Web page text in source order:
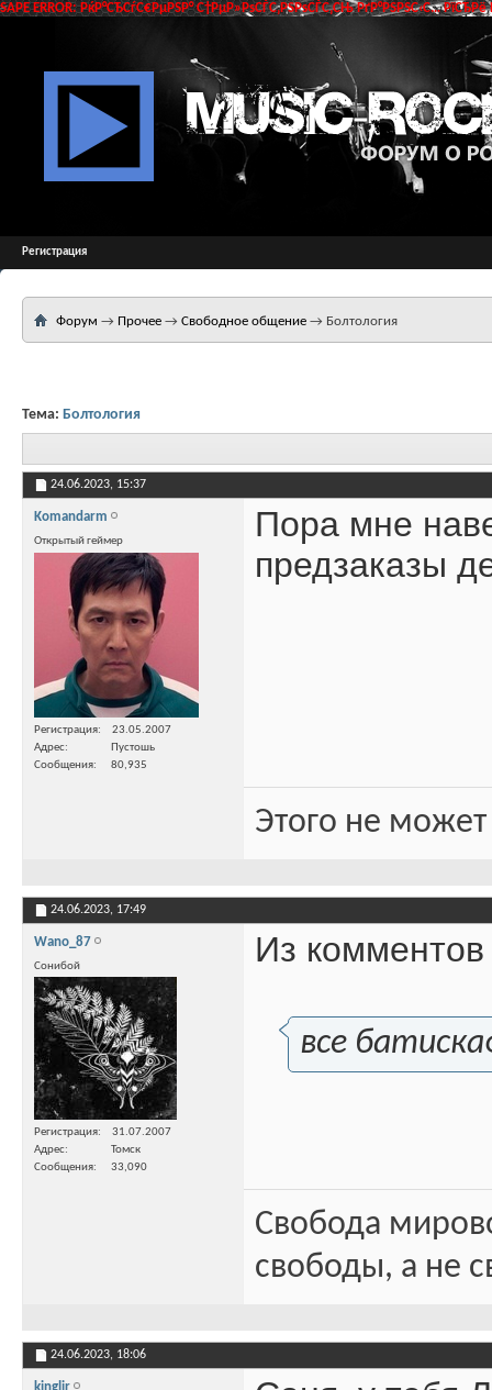
SAPE ERROR: РќР°СЂСѓС€РµРЅР° С†РµР»РѕСЃС‚РЅРѕСЃС‚СЊ РґР°РЅРЅС‹С…
Регистрация
Форум → Прочее → Свободное общение → Болтология
Тема: Болтология
24.06.2023, 15:37
Komandarm
Открытый геймер
Регистрация
23.05.2007
Адрес
Пустошь
Сообщения
80,935
Пора мне
предзаказы
Этого не
24.06.2023, 17:49
Wano_87
Сонибой
Регистрация
31.07.2007
Адрес
Томск
Сообщения
33,090
Из
все
Свобода
свободы, а не
24.06.2023, 18:06